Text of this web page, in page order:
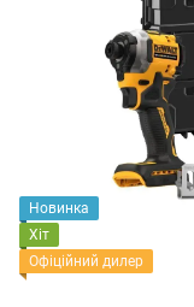
Новинка
Хіт
Офіційний дилер